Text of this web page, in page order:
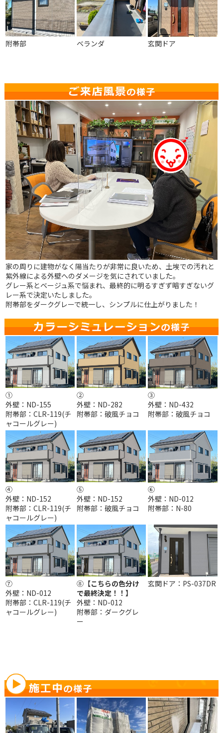
附帯部 ベランダ 玄関ドア
家の周りに建物がなく陽当たりが非常に良いため、土埃での汚れと
紫外線による外壁へのダメージを気にされていました。
グレー系とベージュ系で悩まれ、最終的に明るすぎず暗すぎないグ
レー系で決定いたしました。
附帯部をダークグレーで統一し、シンプルに仕上がりました！
①
外壁：ND-155
附帯部：CLR-119(チ
ャコールグレー)
②
外壁：ND-282
附帯部：破風チョコ
③
外壁：ND-432
附帯部：破風チョコ
④
外壁：ND-152
附帯部：CLR-119(チ
ャコールグレー)
⑤
外壁：ND-152
附帯部：破風チョコ
⑥
外壁：ND-012
附帯部： N-80
⑦
外壁：ND-012
附帯部：CLR-119(チ
ャコールグレー)
⑧ 【こちらの色分け
で最終決定！！】
外壁：ND-012
附帯部：ダークグレ
ー
玄関ドア：PS-037DR